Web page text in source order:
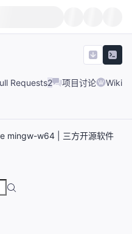
Requests2 项目讨论 Wiki
mingw-w64 | 三方开源软件